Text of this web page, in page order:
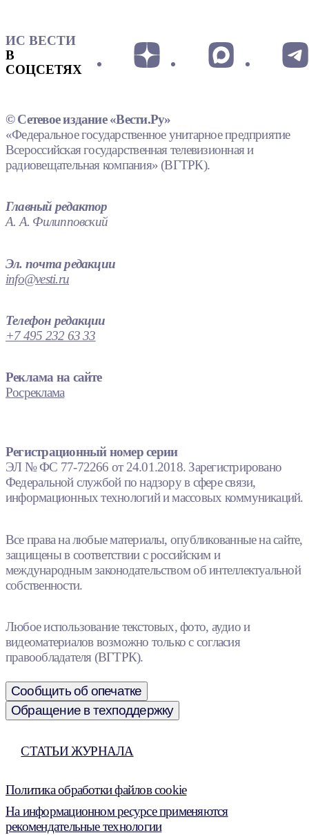
ИС ВЕСТИ
В
СОЦСЕТЯХ
© Сетевое издание «Вести.Ру»
«Федеральное государственное унитарное предприятие
Всероссийская государственная телевизионная и
радиовещательная компания» (ВГТРК).
Главный редактор
А. А. Филипповский
Эл. почта редакции
info@vesti.ru
Телефон редакции
+7 495 232 63 33
Реклама на сайте
Росреклама
Регистрационный номер серии
ЭЛ № ФС 77-72266 от 24.01.2018. Зарегистрировано
Федеральной службой по надзору в сфере связи,
информационных технологий и массовых коммуникаций.
Все права на любые материалы, опубликованные на сайте,
защищены в соответствии с российским и
международным законодательством об интеллектуальной
собственности.
Любое использование текстовых, фото, аудио и
видеоматериалов возможно только с согласия
правообладателя (ВГТРК).
Сообщить об опечатке
Обращение в техподдержку
СТАТЬИ ЖУРНАЛА
Политика обработки файлов cookie
На информационном ресурсе применяются
рекомендательные технологии